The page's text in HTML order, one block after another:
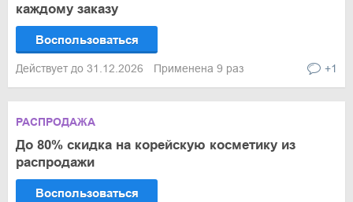
каждому заказу
Воспользоваться
Действует до 31.12.2026 Применена 9 раз +1
РАСПРОДАЖА
До 80% скидка на корейскую косметику из
распродажи
Воспользоваться